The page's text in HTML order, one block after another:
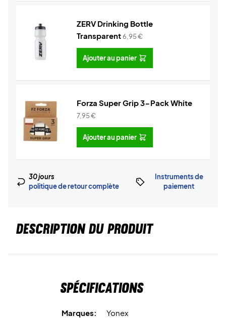
ZERV Drinking Bottle
Transparent6,95€
Ajouter au panier
Forza Super Grip 3-Pack White
7,95€
Ajouter au panier
30 jours
politique de retour complète
Instruments de
paiement
DESCRIPTION DU PRODUIT
Spécifications
Marques:
Yonex